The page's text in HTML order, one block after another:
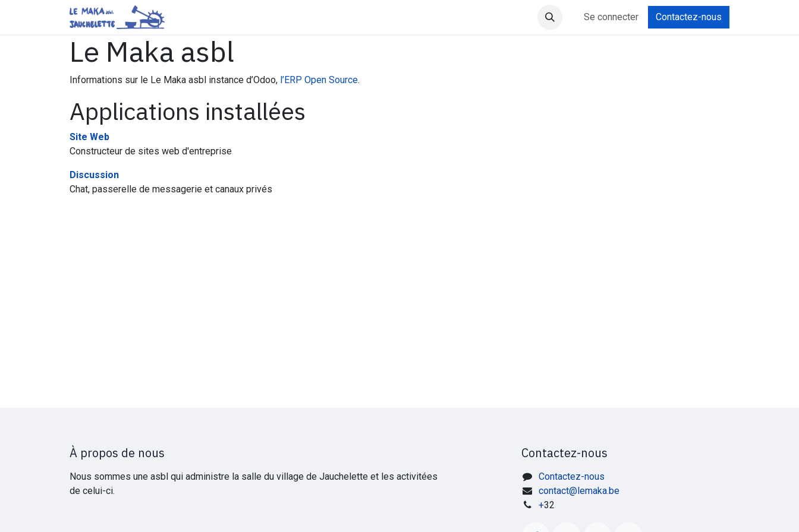
Se rendre au contenu
Se connecter Contactez-nous
Le Maka asbl
Informations sur le Le Maka asbl instance d’Odoo, l’ERP Open Source.
Applications installées
Site Web
Constructeur de sites web d'entreprise
Discussion
Chat, passerelle de messagerie et canaux privés
À propos de nous
Nous sommes une asbl qui administre la salle du village de Jauchelette et les activitées
de celui-ci.
Contactez-nous
Contactez-nous
contact@lemaka.be
+32